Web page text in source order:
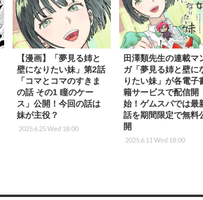
【漫画】「夢見る姉と
壁になりたい妹」第2話
「コマとコマのすきま
の話 その1 瞳のケー
ス」公開！今回の話は
妹が主役？
2025.6.25 Wed 18:00
田澤類先生の連載マ
ガ「夢見る姉と壁に
りたい妹」が各電子
籍サービスで配信開
始！ゲムスパでは最
話を期間限定で無料
開
2025.6.11 Wed 18:00